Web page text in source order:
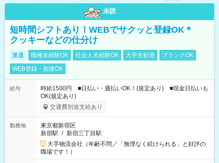
未読
短時間シフトあり！WEBでサクッと登録OK＊
クッキーなどの仕分け
派遣 職種未経験OK 社会人未経験OK 大学生歓迎
ブランクOK
WEB登録・面接OK
給与
時給1500円 ■日払い・週払いOK！(規定あり) ■現金日払いも
OK(規定あり)
交通費別途支給あり
勤務地
東京都新宿区
新宿駅 / 新宿三丁目駅
大手物流会社（年齢不問／「無理なく続けられる」と好評の
職場です！）